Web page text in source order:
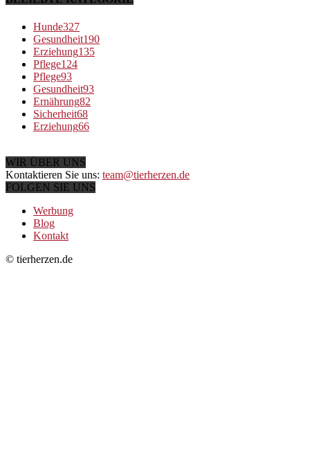
Hunde327
Gesundheit190
Erziehung135
Pflege124
Pflege93
Gesundheit93
Ernährung82
Sicherheit68
Erziehung66
WIR ÜBER UNS
Kontaktieren Sie uns: team@tierherzen.de
FOLGEN SIE UNS
Werbung
Blog
Kontakt
© tierherzen.de